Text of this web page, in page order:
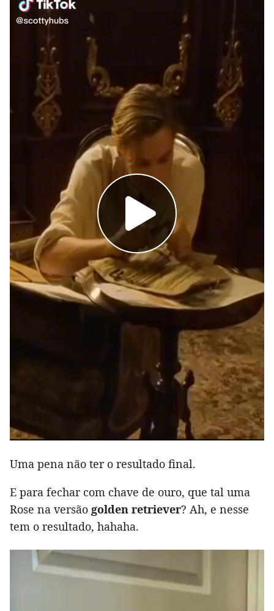
Uma pena não ter o resultado final.
E para fechar com chave de ouro, que tal uma
Rose na versão golden retriever? Ah, e nesse
tem o resultado, hahaha.